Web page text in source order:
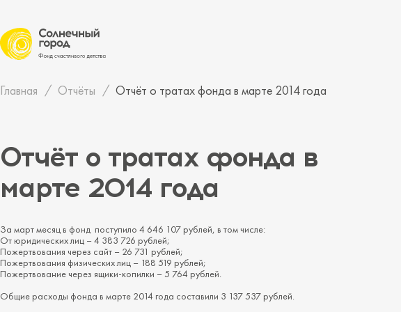
Главная Отчёты Отчёт о тратах фонда в марте 2014 года
Отчёт о тратах фонда в
марте 2014 года
За март месяц в фонд поступило 4 646 107 рублей, в том числе:
От юридических лиц – 4 383 726 рублей;
Пожертвования через сайт – 26 731 рублей;
Пожертвования физических лиц – 188 519 рублей;
Пожертвование через ящики-копилки – 5 764 рублей.
Общие расходы фонда в марте 2014 года составили 3 137 537 рублей.